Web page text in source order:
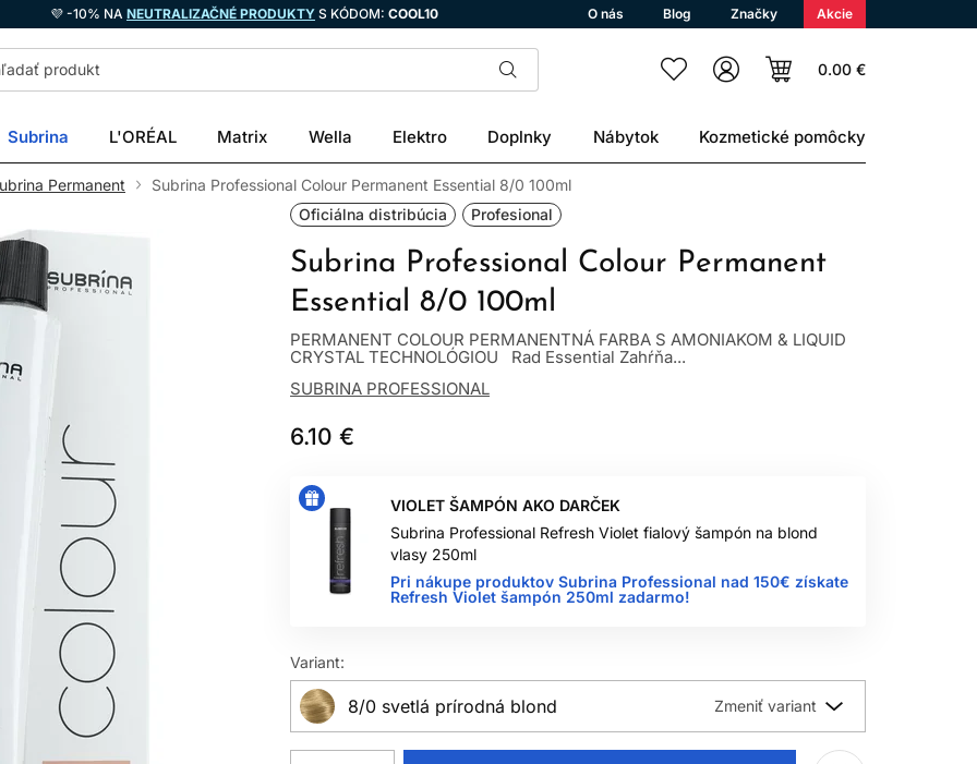
💜 -10% NA NEUTRALIZAČNÉ PRODUKTY S KÓDOM: COOL10 O nás Blog Značky Akcie
0.00 €
Subrina L'ORÉAL Matrix Wella Elektro Doplnky Nábytok Kozmetické pomôcky
Permanent
Subrina Professional Colour Permanent Essential 8/0 100ml
Oficiálna distribúcia
Profesional
Subrina Professional Colour Permanent
Essential 8/0 100ml
PERMANENT COLOUR PERMANENTNÁ FARBA S AMONIAKOM & LIQUID
CRYSTAL TECHNOLÓGIOU Rad Essential Zahŕňa...
SUBRINA PROFESSIONAL
6.10 €
VIOLET ŠAMPÓN AKO DARČEK
Subrina Professional Refresh Violet fialový šampón na blond
vlasy 250ml
Pri nákupe produktov Subrina Professional nad 150€ získate
Refresh Violet šampón 250ml zadarmo!
Variant:
8/0 svetlá prírodná blond